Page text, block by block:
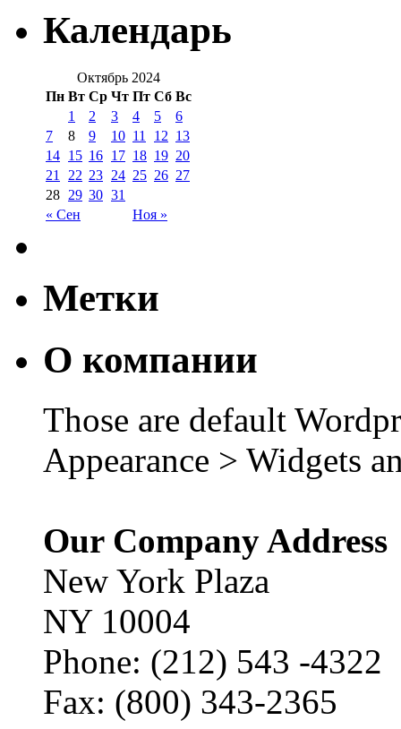
Календарь
Октябрь 2024
Пн Вт Ср Чт Пт Сб Вс
« Сен Ноя »
1 2 3 4 5
6
7
8 9 10 11 12 13
14 15 16 17 18 19 20
21
22 23 24 25 26 27
28 29 30 31
Метки
О компании
Those are default
Appearance > Widgets
Our Company Address
New York Plaza
NY 10004
Phone: (212) 543 -4322
Fax: (800) 343-2365